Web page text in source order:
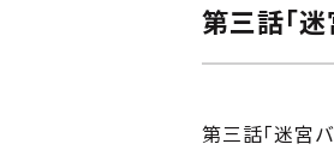
第三話「迷
第三話「迷宮